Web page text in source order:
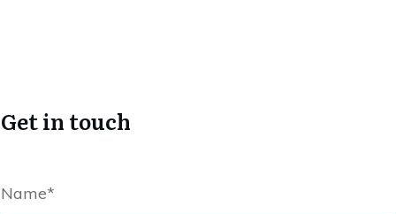
Get in touch
Name*